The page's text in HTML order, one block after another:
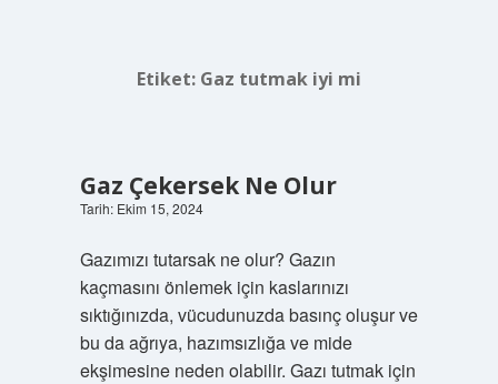
Etiket: Gaz tutmak iyi mi
Gaz Çekersek Ne Olur
Tarih: Ekim 15, 2024
Gazımızı tutarsak ne olur? Gazın
kaçmasını önlemek için kaslarınızı
sıktığınızda, vücudunuzda basınç oluşur ve
bu da ağrıya, hazımsızlığa ve mide
ekşimesine neden olabilir. Gazı tutmak için